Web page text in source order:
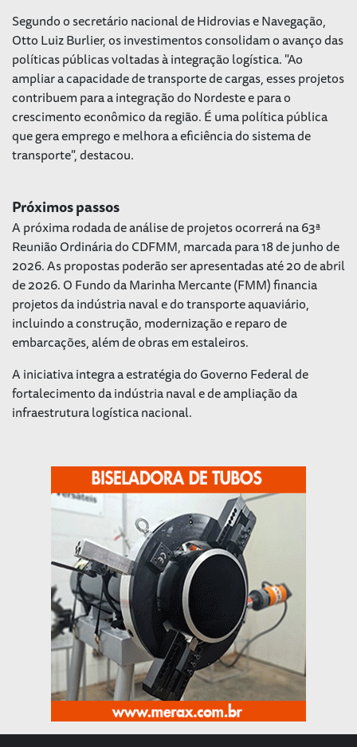
Segundo o secretário nacional de Hidrovias e Navegação,
Otto Luiz Burlier, os investimentos consolidam o avanço das
políticas públicas voltadas à integração logística. "Ao
ampliar a capacidade de transporte de cargas, esses projetos
contribuem para a integração do Nordeste e para o
crescimento econômico da região. É uma política pública
que gera emprego e melhora a eficiência do sistema de
transporte", destacou.
Próximos passos
A próxima rodada de análise de projetos ocorrerá na 63ª
Reunião Ordinária do CDFMM, marcada para 18 de junho de
2026. As propostas poderão ser apresentadas até 20 de abril
de 2026. O Fundo da Marinha Mercante (FMM) financia
projetos da indústria naval e do transporte aquaviário,
incluindo a construção, modernização e reparo de
embarcações, além de obras em estaleiros.
A iniciativa integra a estratégia do Governo Federal de
fortalecimento da indústria naval e de ampliação da
infraestrutura logística nacional.